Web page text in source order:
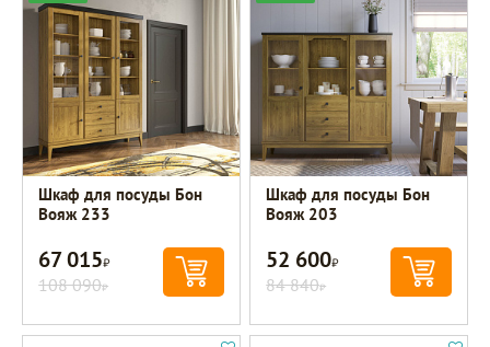
Шкаф для посуды Бон
Вояж 233
67 015Р
108 090Р
Шкаф для посуды Бон
Вояж 203
52 600Р
84 840Р